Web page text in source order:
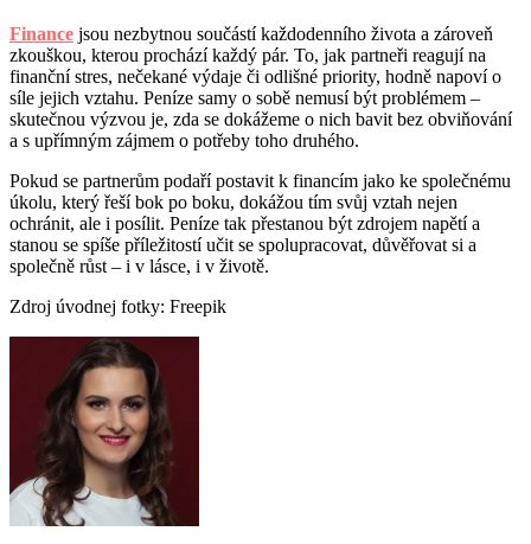
Finance jsou nezbytnou součástí každodenního života a zároveň
zkouškou, kterou prochází každý pár. To, jak partneři reagují na
finanční stres, nečekané výdaje či odlišné priority, hodně napoví o
síle jejich vztahu. Peníze samy o sobě nemusí být problémem –
skutečnou výzvou je, zda se dokážeme o nich bavit bez obviňování
a s upřímným zájmem o potřeby toho druhého.
Pokud se partnerům podaří postavit k financím jako ke společnému
úkolu, který řeší bok po boku, dokážou tím svůj vztah nejen
ochránit, ale i posílit. Peníze tak přestanou být zdrojem napětí a
stanou se spíše příležitostí učit se spolupracovat, důvěřovat si a
společně růst – i v lásce, i v životě.
Zdroj úvodnej fotky: Freepik